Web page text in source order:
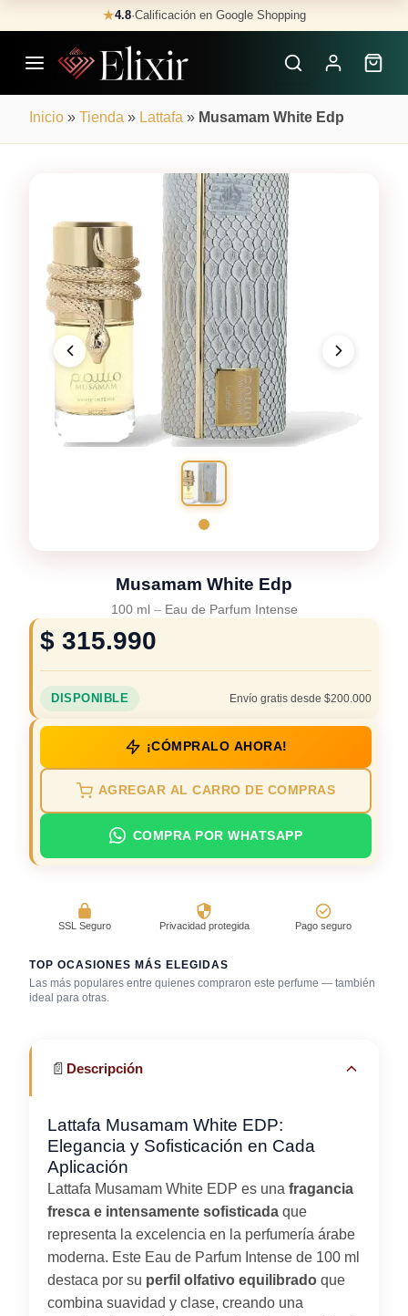
to
content
★4.8·Calificación en Google Shopping
Inicio » Tienda » Lattafa » Musamam White Edp
Musamam White Edp
100 ml – Eau de Parfum Intense
$ 315.990
DISPONIBLE Envío gratis desde $200.000
¡CÓMPRALO AHORA!
AGREGAR AL CARRO DE COMPRAS
COMPRA POR WHATSAPP
SSL Seguro Privacidad protegida Pago seguro
TOP OCASIONES MÁS ELEGIDAS
Las más populares entre quienes compraron este perfume — también
ideal para otras.
Cena romántica
corporativo / cena
📄 Descripción
Lattafa Musamam White EDP:
Elegancia y Sofisticación en Cada
Aplicación
Lattafa Musamam White EDP es una fragancia
fresca e intensamente sofisticada que
representa la excelencia en la perfumería árabe
moderna. Este Eau de Parfum Intense de 100 ml
destaca por su perfil olfativo equilibrado que
combina suavidad y clase, creando una